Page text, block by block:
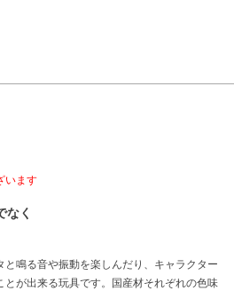
います
なく
鳴る音や振動を楽しんだり、キャラクター
が出来る玩具です。国産材それぞれの色味